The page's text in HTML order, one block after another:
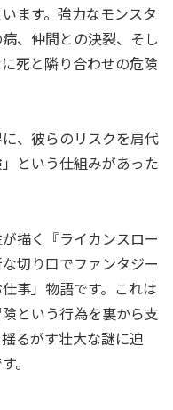
ます。強力なモンスタ
、仲間との決裂、そし
に死と隣り合わせの危険
、彼らのリスクを肩代
という仕組みがあった
描く『ライカンスロー
切り口でファンタジー
事」物語です。これは
という行為を裏から支
るがす壮大な謎に迫
。